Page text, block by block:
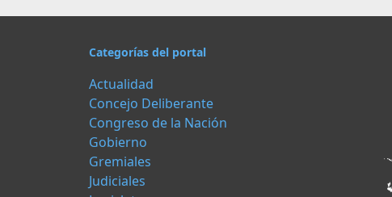
Categorías del portal
Actualidad
Concejo Deliberante
Congreso de la Nación
Gobierno
Gremiales
Judiciales